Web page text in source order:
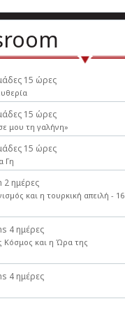
15 ώρες
15 ώρες
μου τη γαλήνη»
15 ώρες
Γη
2 ημέρες
και η τουρκική απειλή - 16
4 ημέρες
Κόσμος και η Ώρα της
4 ημέρες